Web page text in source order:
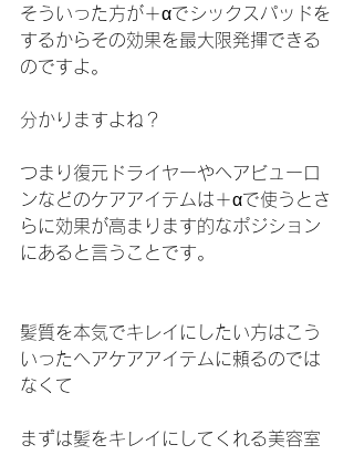
そういった方が＋αでシックスパッドを
するからその効果を最大限発揮できる
のですよ。
分かりますよね？
つまり復元ドライヤーやヘアビューロ
ンなどのケアアイテムは＋αで使うとさ
らに効果が高まります的なポジション
にあると言うことです。
髪質を本気でキレイにしたい方はこう
いったヘアケアアイテムに頼るのでは
なくて
まずは髪をキレイにしてくれる美容室